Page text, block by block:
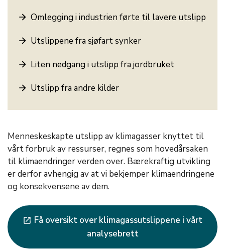
Omlegging i industrien førte til lavere utslipp
Utslippene fra sjøfart synker
Liten nedgang i utslipp fra jordbruket
Utslipp fra andre kilder
Menneskeskapte utslipp av klimagasser knyttet til
vårt forbruk av ressurser, regnes som hovedårsaken
til klimaendringer verden over. Bærekraftig utvikling
er derfor avhengig av at vi bekjemper klimaendringene
og konsekvensene av dem.
launch Få oversikt over klimagassutslippene i vårt
analysebrett